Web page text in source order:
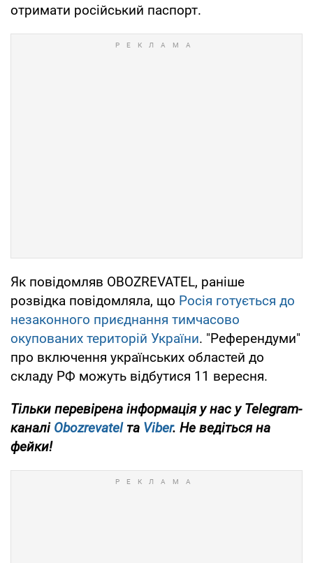
отримати російський паспорт.
Як повідомляв OBOZREVATEL, раніше
розвідка повідомляла, що Росія готується до
незаконного приєднання тимчасово
окупованих територій України. "Референдуми"
про включення українських областей до
складу РФ можуть відбутися 11 вересня.
Тільки перевірена інформація у нас у Telegram-
каналі Obozrevatelта Viber. Не ведіться на
фейки!